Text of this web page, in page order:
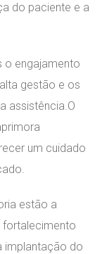
do paciente e a
o engajamento
gestão e os
assistência.O
um cuidado
estão a
fortalecimento
implantação do